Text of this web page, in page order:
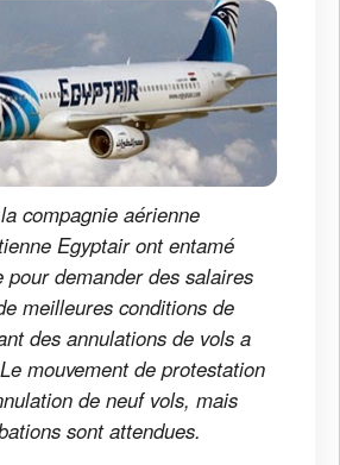
compagnie aérienne
Egyptair ont entamé
pour demander des salaires
meilleures conditions de
des annulations de vols a
mouvement de protestation
de neuf vols, mais
sont attendues.